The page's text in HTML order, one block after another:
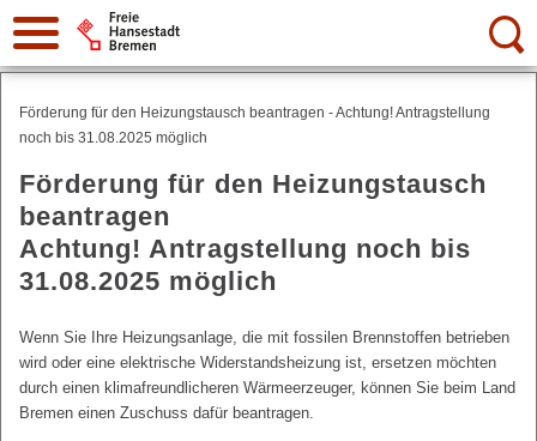
Suche:
Förderung für den Heizungstausch beantragen - Achtung! Antragstellung
noch bis 31.08.2025 möglich
Förderung für den Heizungstausch
beantragen
Achtung! Antragstellung noch bis
31.08.2025 möglich
Wenn Sie Ihre Heizungsanlage, die mit fossilen Brennstoffen betrieben
wird oder eine elektrische Widerstandsheizung ist, ersetzen möchten
durch einen klimafreundlicheren Wärmeerzeuger, können Sie beim Land
Bremen einen Zuschuss dafür beantragen.